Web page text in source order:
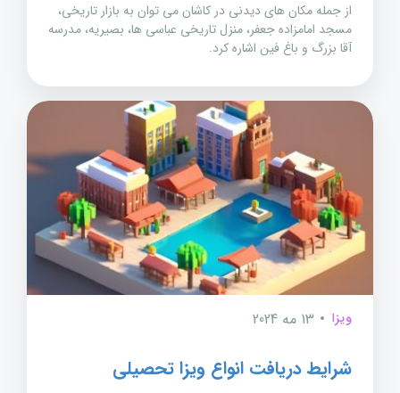
از جمله مکان های دیدنی در کاشان می توان به بازار تاریخی،
مسجد امامزاده جعفر، منزل تاریخی عباسی ها، بصیریه، مدرسه
آقا بزرگ و باغ فین اشاره کرد.
ویزا 13 مه 2024
شرایط دریافت انواع ویزا تحصیلی